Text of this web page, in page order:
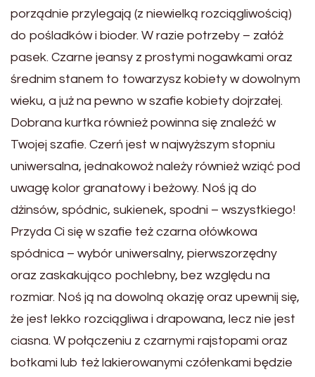
porządnie przylegają (z niewielką rozciągliwością)
do pośladków i bioder. W razie potrzeby – załóż
pasek. Czarne jeansy z prostymi nogawkami oraz
średnim stanem to towarzysz kobiety w dowolnym
wieku, a już na pewno w szafie kobiety dojrzałej.
Dobrana kurtka również powinna się znaleźć w
Twojej szafie. Czerń jest w najwyższym stopniu
uniwersalna, jednakowoż należy również wziąć pod
uwagę kolor granatowy i beżowy. Noś ją do
dżinsów, spódnic, sukienek, spodni – wszystkiego!
Przyda Ci się w szafie też czarna ołówkowa
spódnica – wybór uniwersalny, pierwszorzędny
oraz zaskakująco pochlebny, bez względu na
rozmiar. Noś ją na dowolną okazję oraz upewnij się,
że jest lekko rozciągliwa i drapowana, lecz nie jest
ciasna. W połączeniu z czarnymi rajstopami oraz
botkami lub też lakierowanymi czółenkami będzie